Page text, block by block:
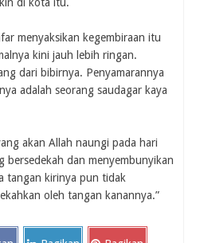
di kota itu.
menyaksikan kegembiraan itu
kini jauh lebih ringan.
dari bibirnya. Penyamarannya
adalah seorang saudagar kaya
akan Allah naungi pada hari
bersedekah dan menyembunyikan
tangan kirinya pun tidak
oleh tangan kanannya.”